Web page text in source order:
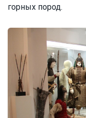
горных пород.